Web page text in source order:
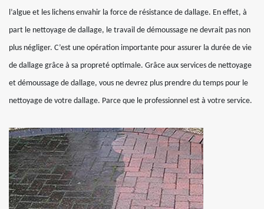
l’algue et les lichens envahir la force de résistance de dallage. En effet, à
part le nettoyage de dallage, le travail de démoussage ne devrait pas non
plus négliger. C’est une opération importante pour assurer la durée de vie
de dallage grâce à sa propreté optimale. Grâce aux services de nettoyage
et démoussage de dallage, vous ne devrez plus prendre du temps pour le
nettoyage de votre dallage. Parce que le professionnel est à votre service.